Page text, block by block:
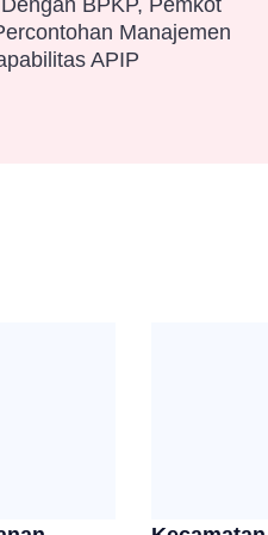
BPKP, Pemkot
Manajemen
APIP